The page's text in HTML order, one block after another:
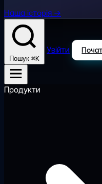
Наша історія →
Пошук ⌘K
Увійти
Продукти